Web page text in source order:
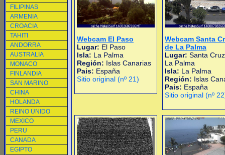
FILIPINAS
ARMENIA
CROACIA
TAHITI
ANDORRA
AUSTRALIA
MONACO
FINLANDIA
SAN MARINO
CHINA
HOLANDA
REINO UNIDO
MEXICO
PERU
CANADA
EGIPTO
Webcam El Paso
Lugar: El Paso
Isla: La Palma
Región: Islas Canarias
Pais: España
Sitio original (nº 21)
Webcam Santa
de La Palma
Lugar: Santa
La Palma
Isla: La Palma
Región: Islas
Pais: España
Sitio original (nº